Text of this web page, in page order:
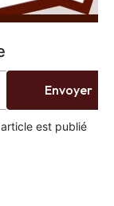
est publié
Envoyer